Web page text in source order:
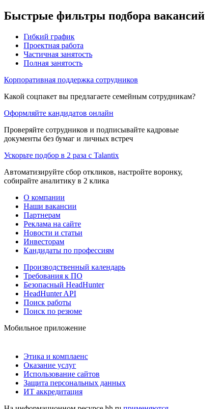
Быстрые фильтры подбора вакансий
Гибкий график
Проектная работа
Частичная занятость
Полная занятость
Корпоративная поддержка сотрудников
Какой соцпакет вы предлагаете семейным сотрудникам?
Оформляйте кандидатов онлайн
Проверяйте сотрудников и подписывайте кадровые
документы без бумаг и личных встреч
Ускорьте подбор в 2 раза с Talantix
Автоматизируйте сбор откликов, настройте воронку,
собирайте аналитику в 2 клика
О компании
Наши вакансии
Партнерам
Реклама на сайте
Новости и статьи
Инвесторам
Кандидаты по профессиям
Производственный календарь
Требования к ПО
Безопасный HeadHunter
HeadHunter API
Поиск работы
Поиск по резюме
Мобильное приложение
Этика и комплаенс
Оказание услуг
Использование сайтов
Защита персональных данных
ИТ аккредитация